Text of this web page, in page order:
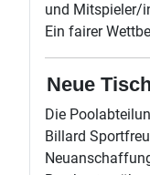
und Mitspieler/
Ein fairer
Neue
Die
Billard